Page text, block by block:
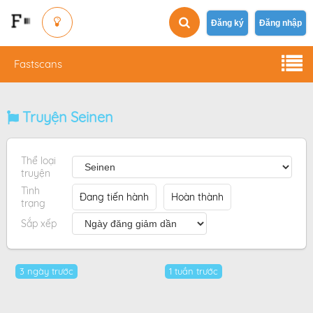
Đăng ký Đăng nhập
Fastscans
Truyện Seinen
Thể loại
truyện
Tình
trạng
Đang tiến hành Hoàn thành
Sắp xếp
3 ngày trước 1 tuần trước